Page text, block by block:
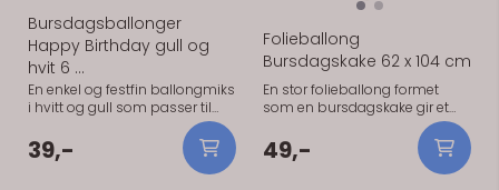
Bursdagsballonger
Happy Birthday gull og
hvit 6 ...
En enkel og festfin ballongmiks
i hvitt og gull som passer til
bursdager i alle aldre. Settet
kombinerer ballonger med
gulltekst, ensfargede hvite
39,-
Folieballong
Bursdagskake 62 x 104 cm
En stor folieballong formet
som en bursdagskake gir et
tydelig og lekent blikkfang i
bursdagsdekorasjonen. Fin
alene eller sammen med
ballonger i matchende farger.
49,-